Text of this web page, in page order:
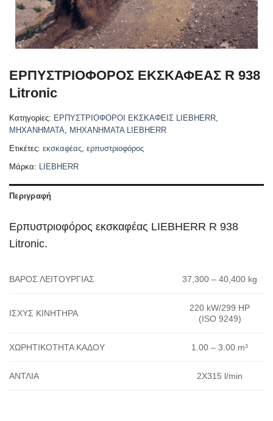
ΕΡΠΥΣΤΡΙΟΦΟΡΟΣ ΕΚΣΚΑΦΕΑΣ R 938
Litronic
Κατηγορίες: ΕΡΠΥΣΤΡΙΟΦΟΡΟΙ ΕΚΣΚΑΦΕΙΣ LIEBHERR,
ΜΗΧΑΝΗΜΑΤΑ, ΜΗΧΑΝΗΜΑΤΑ LIEBHERR
Ετικέτες: εκσκαφέας, ερπυστριοφόρος
Μάρκα: LIEBHERR
Περιγραφή
Ερπυστριοφόρος εκσκαφέας LIEBHERR R 938
Litronic.
ΒΑΡΟΣ ΛΕΙΤΟΥΡΓΙΑΣ 37,300 – 40,400 kg
ΙΣΧΥΣ ΚΙΝΗΤΗΡΑ
220 kW/299 HP
(ISO 9249)
ΧΩΡΗΤΙΚΟΤΗΤΑ ΚΑΔΟΥ 1.00 – 3.00 m³
ΑΝΤΛΙΑ 2Χ315 l/min